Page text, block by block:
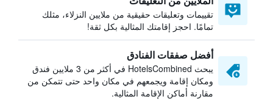
تقييمات وتعليقات حقيقية من ملايين النزلاء، مثلك
تمامًا. احجز إقامتك المثالية بكل ثقة!
أفضل صفقات الفنادق
يبحث HotelsCombined في أكثر من 3 ملايين فندق
ومكان إقامة ويجمعهم في مكان واحد حتى تتمكن من
مقارنة أماكن الإقامة المثالية.